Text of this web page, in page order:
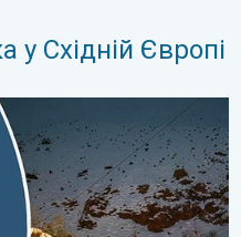
у Східній Європі
Сніг в Андах. . .